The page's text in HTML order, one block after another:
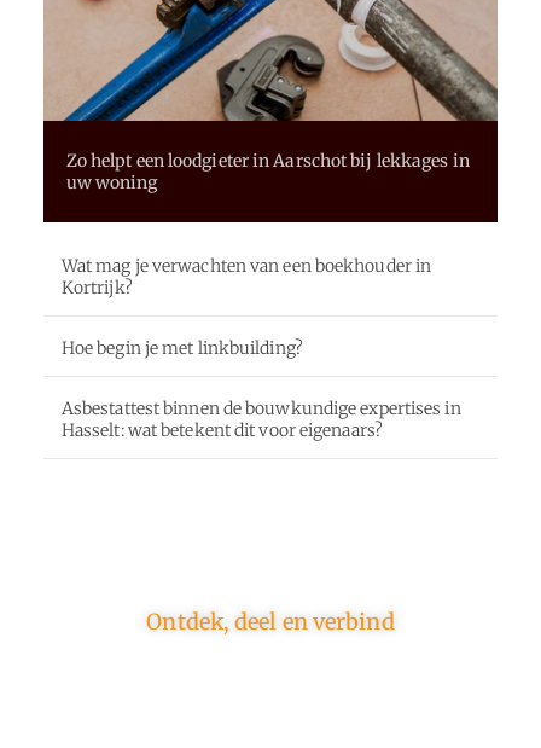
Zo helpt een loodgieter in Aarschot bij lekkages in
uw woning
Wat mag je verwachten van een boekhouder in
Kortrijk?
Hoe begin je met linkbuilding?
Asbestattest binnen de bouwkundige expertises in
Hasselt: wat betekent dit voor eigenaars?
Ontdek, deel en verbind